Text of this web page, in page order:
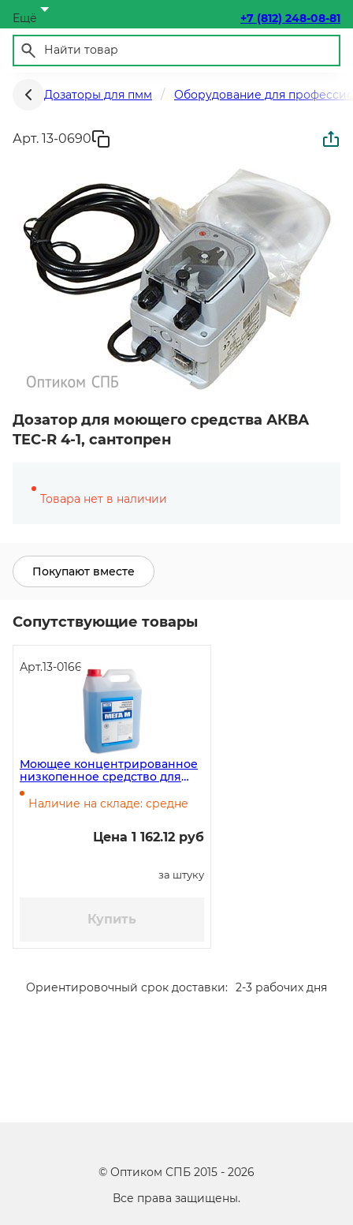
Ещё +7 (812) 248-08-81
Дозаторы для пмм Оборудование для
Арт. 13-0690
Дозатор для моющего средства АКВА
TEC-R 4-1, сантопрен
Товара нет в наличии
Покупают вместе
Сопутствующие товары
Арт.13-0166
Моющее концентрированное
низкопенное средство для
посудомоечной машины Мега-
М, 5 литров
Наличие на складе: средне
Цена 1 162.12 руб
за штуку
Купить
Ориентировочный срок доставки: 2-3 рабочих дня
© Оптиком СПБ 2015 - 2026
Все права защищены.